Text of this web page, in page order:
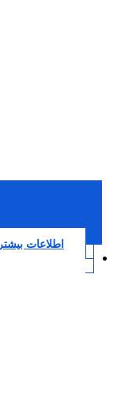
اطلاعات بیشتر